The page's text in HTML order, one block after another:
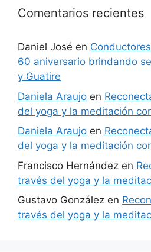
Comentarios recientes
Daniel José en
60 aniversario brindando
y Guatire
Daniela Araujo en
del yoga y la meditación
Daniela Araujo en
del yoga y la meditación
Francisco Hernández en
través del yoga y la
Gustavo González en
través del yoga y la